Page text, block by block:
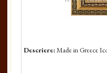
Descriere: Made in Greece